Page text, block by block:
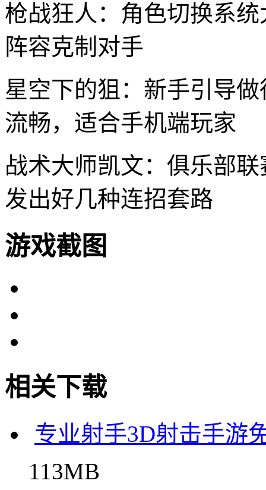
枪战狂人：角色切换系
阵容克制对手
星空下的狙：新手引导
流畅，适合手机端玩家
战术大师凯文：俱乐部
发出好几种连招套路
游戏截图
相关下载
专业射手3D射击手游
113MB